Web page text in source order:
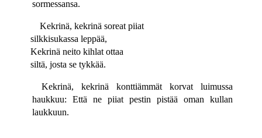
sormessansa.
Kekrinä, kekrinä soreat piiat
silkkisukassa leppää,
Kekrinä neito kihlat ottaa
siltä, josta se tykkää.
Kekrinä, kekrinä konttiämmät korvat luimussa
haukkuu: Että ne piiat pestin pistää oman kullan
laukkuun.